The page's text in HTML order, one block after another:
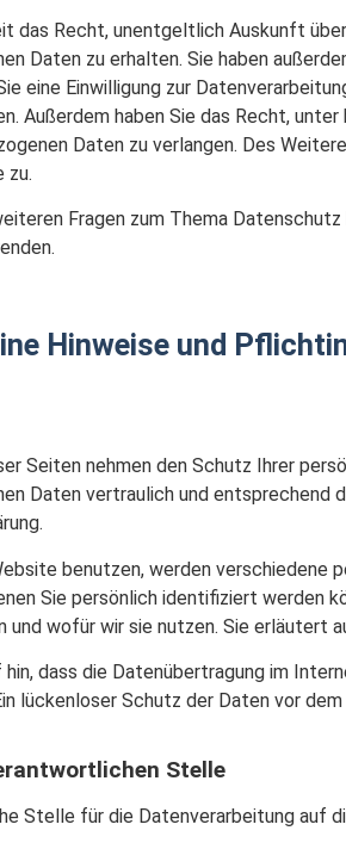
das Recht, unentgeltlich Auskunft
Daten zu erhalten. Sie haben
eine Einwilligung zur
Außerdem haben Sie das Recht,
Daten zu verlangen. Des
zu.
Fragen zum Thema
Hinweise und
Seiten nehmen den Schutz Ihrer
Daten vertraulich und
benutzen, werden verschiedene
Sie persönlich identifiziert werden
und wofür wir sie nutzen. Sie erläutert
hin, dass die Datenübertragung im
lückenloser Schutz der Daten vor
Stelle
Stelle für die Datenverarbeitung auf